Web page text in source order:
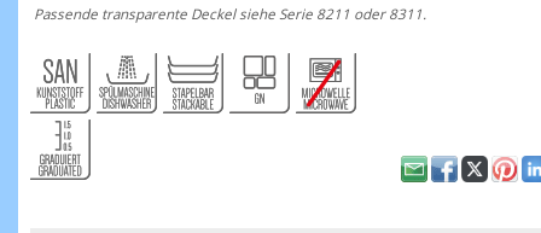
Passende transparente Deckel siehe Serie 8211 oder 8311.